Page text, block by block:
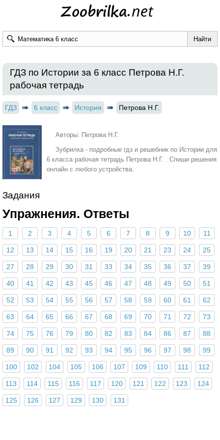
ГДЗ по Истории за 6 класс Петрова Н.Г.
рабочая тетрадь
ГДЗ 6 класс История Петрова Н.Г.
Авторы: Петрова Н.Г.
Зубрилка - подробные гдз и решебник по Истории для
6 класса рабочая тетрадь Петрова Н.Г. . Спиши решения
онлайн с любого устройства.
Задания
Упражнения. Ответы
1 2 3 4 5 6 7 8 9 10 11
12 13 14 15 16 19 20 21 23 24 25
27 28 29 30 31 33 34 35 36 37 39
40 41 42 43 45 46 47 48 49 50 51
52 53 54 55 56 57 58 59 60 61 62
63 64 65 66 67 68 69 70 71 72 73
74 75 76 79 80 82 83 84 86 87 88
89 90 91 92 93 94 95 96 97 98 99
100 102 104 105 106 107 109 110 111 112
113 114 115 116 117 120 121 122 123 124
125 126 127 129 130 131